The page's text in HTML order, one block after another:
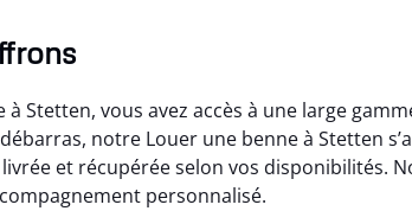
Stetten, vous avez accès à une large
notre Louer une benne à Stetten
et récupérée selon vos disponibilités.
personnalisé.